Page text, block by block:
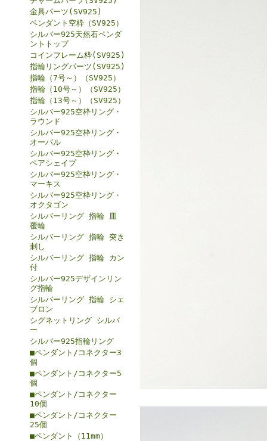
金具パーツ(SV925)
ペンダント空枠（SV925）
シルバー925天然石ペンダ
ントトップ
コインフレーム枠(SV925)
指輪リングパーツ(SV925)
指輪（7号～）（SV925）
指輪（10号～）（SV925）
指輪（13号～）（SV925）
シルバー925空枠リング・
ラウンド
シルバー925空枠リング・
オーバル
シルバー925空枠リング・
ペアシェイプ
シルバー925空枠リング・
マーキス
シルバー925空枠リング・
オクタゴン
シルバーリング 指輪 皿
覆輪
シルバーリング 指輪 突き
刺し
シルバーリング 指輪 カン
付
シルバー925デザインリン
グ指輪
シルバーリング 指輪 シェ
ブロン
シグネットリング シルバ
ー
シルバー925指輪リング
■ペンダント/コネクター3
個
■ペンダント/コネクター5
個
■ペンダント/コネクター
10個
■ペンダント/コネクター
25個
■ペンダント（11mm）